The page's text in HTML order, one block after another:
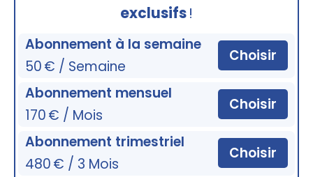
exclusifs!
Abonnement à la semaine
50 € / Semaine
Choisir
Abonnement mensuel
170 € / Mois
Choisir
Abonnement trimestriel
480 € / 3 Mois
Choisir